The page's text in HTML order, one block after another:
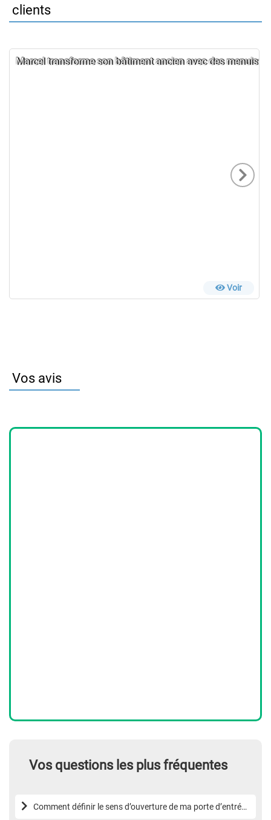
clients
Marcel transforme son bâtiment ancien avec des
Voir
Vos avis
Vos questions les plus fréquentes
Comment définir le sens d’ouverture de ma porte d’entrée